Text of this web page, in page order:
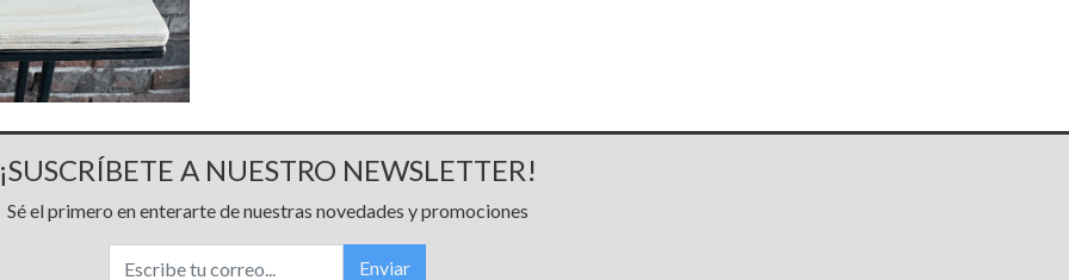
¡SUSCRÍBETE A NUESTRO NEWSLETTER!
Sé el primero en enterarte de nuestras novedades y promociones
Enviar